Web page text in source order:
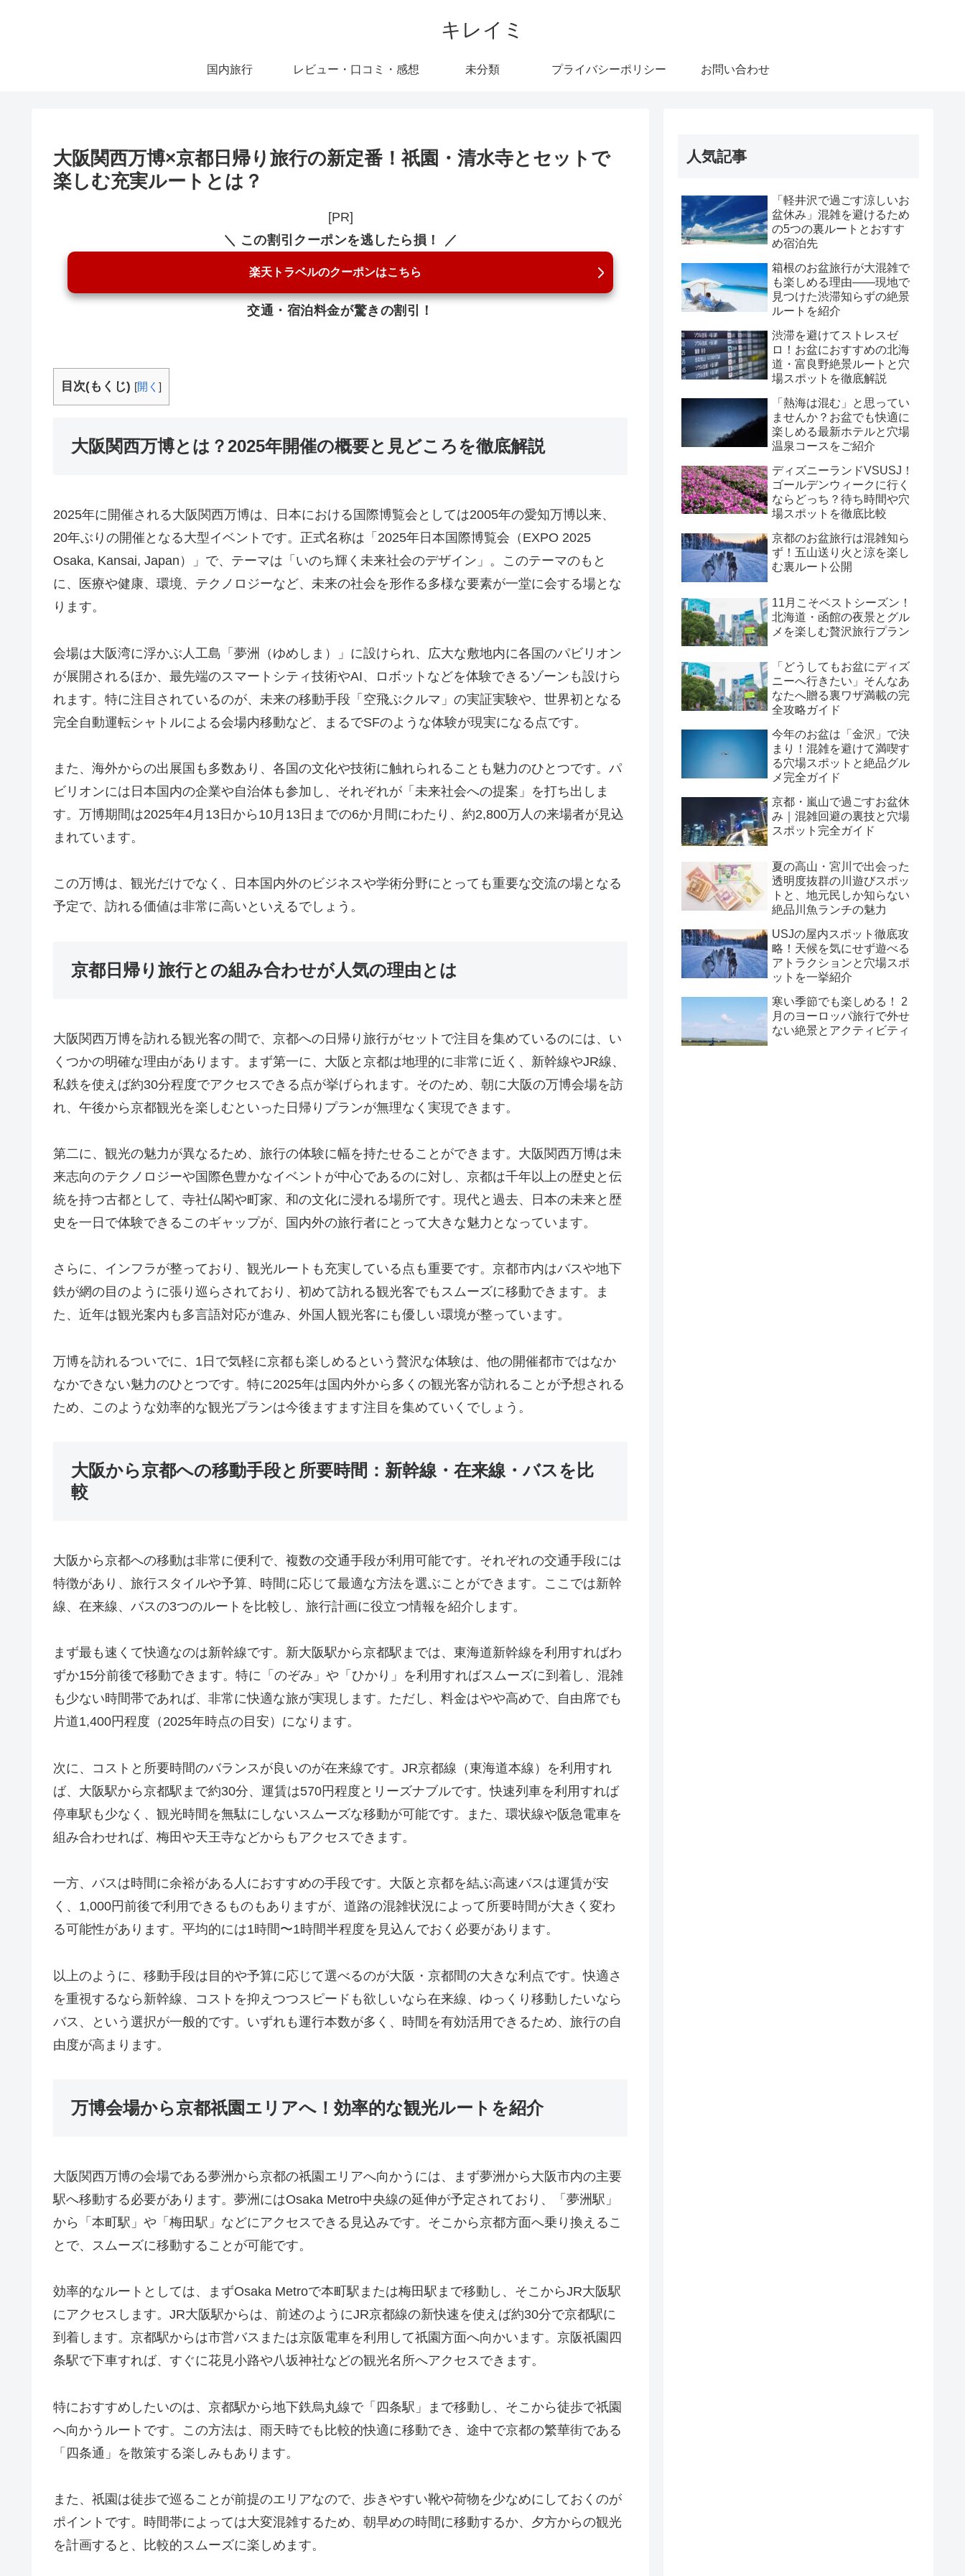
キレイミ
国内旅行 レビュー・口コミ・感想 未分類 プライバシーポリシー お問い合わせ
大阪関西万博×京都日帰り旅行の新定番！祇園・清水寺とセットで
楽しむ充実ルートとは？
[PR]
＼ この割引クーポンを逃したら損！ ／
楽天トラベルのクーポンはこちら
交通・宿泊料金が驚きの割引！
目次(もくじ) [開く ]
大阪関西万博とは？2025年開催の概要と見どころを徹底解説
2025年に開催される大阪関西万博は、日本における国際博覧会としては2005年の愛知万博以来、
20年ぶりの開催となる大型イベントです。正式名称は「2025年日本国際博覧会（EXPO 2025
Osaka, Kansai, Japan）」で、テーマは「いのち輝く未来社会のデザイン」。このテーマのもと
に、医療や健康、環境、テクノロジーなど、未来の社会を形作る多様な要素が一堂に会する場とな
ります。
会場は大阪湾に浮かぶ人工島「夢洲（ゆめしま）」に設けられ、広大な敷地内に各国のパビリオン
が展開されるほか、最先端のスマートシティ技術やAI、ロボットなどを体験できるゾーンも設けら
れます。特に注目されているのが、未来の移動手段「空飛ぶクルマ」の実証実験や、世界初となる
完全自動運転シャトルによる会場内移動など、まるでSFのような体験が現実になる点です。
また、海外からの出展国も多数あり、各国の文化や技術に触れられることも魅力のひとつです。パ
ビリオンには日本国内の企業や自治体も参加し、それぞれが「未来社会への提案」を打ち出しま
す。万博期間は2025年4月13日から10月13日までの6か月間にわたり、約2,800万人の来場者が見込
まれています。
この万博は、観光だけでなく、日本国内外のビジネスや学術分野にとっても重要な交流の場となる
予定で、訪れる価値は非常に高いといえるでしょう。
京都日帰り旅行との組み合わせが人気の理由とは
大阪関西万博を訪れる観光客の間で、京都への日帰り旅行がセットで注目を集めているのには、い
くつかの明確な理由があります。まず第一に、大阪と京都は地理的に非常に近く、新幹線やJR線、
私鉄を使えば約30分程度でアクセスできる点が挙げられます。そのため、朝に大阪の万博会場を訪
れ、午後から京都観光を楽しむといった日帰りプランが無理なく実現できます。
第二に、観光の魅力が異なるため、旅行の体験に幅を持たせることができます。大阪関西万博は未
来志向のテクノロジーや国際色豊かなイベントが中心であるのに対し、京都は千年以上の歴史と伝
統を持つ古都として、寺社仏閣や町家、和の文化に浸れる場所です。現代と過去、日本の未来と歴
史を一日で体験できるこのギャップが、国内外の旅行者にとって大きな魅力となっています。
さらに、インフラが整っており、観光ルートも充実している点も重要です。京都市内はバスや地下
鉄が網の目のように張り巡らされており、初めて訪れる観光客でもスムーズに移動できます。ま
た、近年は観光案内も多言語対応が進み、外国人観光客にも優しい環境が整っています。
万博を訪れるついでに、1日で気軽に京都も楽しめるという贅沢な体験は、他の開催都市ではなか
なかできない魅力のひとつです。特に2025年は国内外から多くの観光客が訪れることが予想される
ため、このような効率的な観光プランは今後ますます注目を集めていくでしょう。
大阪から京都への移動手段と所要時間：新幹線・在来線・バスを比
較
大阪から京都への移動は非常に便利で、複数の交通手段が利用可能です。それぞれの交通手段には
特徴があり、旅行スタイルや予算、時間に応じて最適な方法を選ぶことができます。ここでは新幹
線、在来線、バスの3つのルートを比較し、旅行計画に役立つ情報を紹介します。
まず最も速くて快適なのは新幹線です。新大阪駅から京都駅までは、東海道新幹線を利用すればわ
ずか15分前後で移動できます。特に「のぞみ」や「ひかり」を利用すればスムーズに到着し、混雑
も少ない時間帯であれば、非常に快適な旅が実現します。ただし、料金はやや高めで、自由席でも
片道1,400円程度（2025年時点の目安）になります。
次に、コストと所要時間のバランスが良いのが在来線です。JR京都線（東海道本線）を利用すれ
ば、大阪駅から京都駅まで約30分、運賃は570円程度とリーズナブルです。快速列車を利用すれば
停車駅も少なく、観光時間を無駄にしないスムーズな移動が可能です。また、環状線や阪急電車を
組み合わせれば、梅田や天王寺などからもアクセスできます。
一方、バスは時間に余裕がある人におすすめの手段です。大阪と京都を結ぶ高速バスは運賃が安
く、1,000円前後で利用できるものもありますが、道路の混雑状況によって所要時間が大きく変わ
る可能性があります。平均的には1時間〜1時間半程度を見込んでおく必要があります。
以上のように、移動手段は目的や予算に応じて選べるのが大阪・京都間の大きな利点です。快適さ
を重視するなら新幹線、コストを抑えつつスピードも欲しいなら在来線、ゆっくり移動したいなら
バス、という選択が一般的です。いずれも運行本数が多く、時間を有効活用できるため、旅行の自
由度が高まります。
万博会場から京都祇園エリアへ！効率的な観光ルートを紹介
大阪関西万博の会場である夢洲から京都の祇園エリアへ向かうには、まず夢洲から大阪市内の主要
駅へ移動する必要があります。夢洲にはOsaka Metro中央線の延伸が予定されており、「夢洲駅」
から「本町駅」や「梅田駅」などにアクセスできる見込みです。そこから京都方面へ乗り換えるこ
とで、スムーズに移動することが可能です。
効率的なルートとしては、まずOsaka Metroで本町駅または梅田駅まで移動し、そこからJR大阪駅
にアクセスします。JR大阪駅からは、前述のようにJR京都線の新快速を使えば約30分で京都駅に
到着します。京都駅からは市営バスまたは京阪電車を利用して祇園方面へ向かいます。京阪祇園四
条駅で下車すれば、すぐに花見小路や八坂神社などの観光名所へアクセスできます。
特におすすめしたいのは、京都駅から地下鉄烏丸線で「四条駅」まで移動し、そこから徒歩で祇園
へ向かうルートです。この方法は、雨天時でも比較的快適に移動でき、途中で京都の繁華街である
「四条通」を散策する楽しみもあります。
また、祇園は徒歩で巡ることが前提のエリアなので、歩きやすい靴や荷物を少なめにしておくのが
ポイントです。時間帯によっては大変混雑するため、朝早めの時間に移動するか、夕方からの観光
を計画すると、比較的スムーズに楽しめます。
人気記事
「軽井沢で過ごす涼しいお
盆休み」混雑を避けるため
の5つの裏ルートとおすす
め宿泊先
箱根のお盆旅行が大混雑で
も楽しめる理由――現地で
見つけた渋滞知らずの絶景
ルートを紹介
渋滞を避けてストレスゼ
ロ！お盆におすすめの北海
道・富良野絶景ルートと穴
場スポットを徹底解説
「熱海は混む」と思ってい
ませんか？お盆でも快適に
楽しめる最新ホテルと穴場
温泉コースをご紹介
ディズニーランドVSUSJ！
ゴールデンウィークに行く
ならどっち？待ち時間や穴
場スポットを徹底比較
京都のお盆旅行は混雑知ら
ず！五山送り火と涼を楽し
む裏ルート公開
11月こそベストシーズン！
北海道・函館の夜景とグル
メを楽しむ贅沢旅行プラン
「どうしてもお盆にディズ
ニーへ行きたい」そんなあ
なたへ贈る裏ワザ満載の完
全攻略ガイド
今年のお盆は「金沢」で決
まり！混雑を避けて満喫す
る穴場スポットと絶品グル
メ完全ガイド
京都・嵐山で過ごすお盆休
み｜混雑回避の裏技と穴場
スポット完全ガイド
夏の高山・宮川で出会った
透明度抜群の川遊びスポッ
トと、地元民しか知らない
絶品川魚ランチの魅力
USJの屋内スポット徹底攻
略！天候を気にせず遊べる
アトラクションと穴場スポ
ットを一挙紹介
寒い季節でも楽しめる！ 2
月のヨーロッパ旅行で外せ
ない絶景とアクティビティ